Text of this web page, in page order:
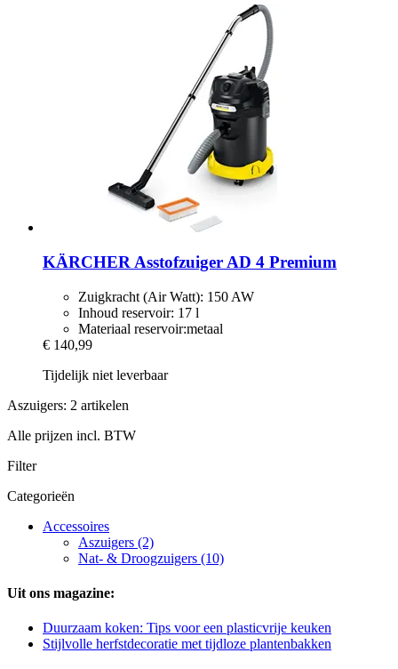
KÄRCHER Asstofzuiger AD 4 Premium
Zuigkracht (Air Watt): 150 AW
Inhoud reservoir: 17 l
Materiaal reservoir:metaal
€ 140,99
Tijdelijk niet leverbaar
Aszuigers: 2 artikelen
Alle prijzen incl. BTW
Filter
Categorieën
Accessoires
Aszuigers (2)
Nat- & Droogzuigers (10)
Uit ons magazine:
Duurzaam koken: Tips voor een plasticvrije keuken
Stijlvolle herfstdecoratie met tijdloze plantenbakken